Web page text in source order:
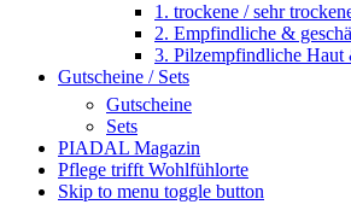
1. trockene / sehr
2. Empfindliche &
3. Pilzempfindliche Haut
Gutscheine / Sets
Gutscheine
Sets
PIADAL Magazin
Pflege trifft Wohlfühlorte
Skip to menu toggle button